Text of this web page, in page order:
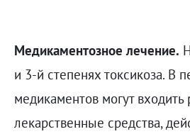
Медикаментозное лечение.
и 3-й степенях токсикоза. В
медикаментов могут входить
лекарственные средства,